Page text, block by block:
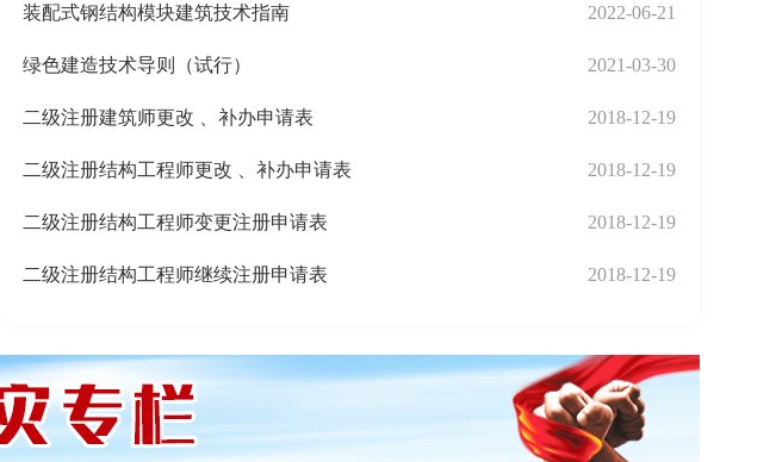
2022-06-21
装配式钢结构模块建筑技术指南
2021-03-30
绿色建造技术导则（试行）
2018-12-19
二级注册建筑师更改 、补办申请表
2018-12-19
二级注册结构工程师更改 、补办申请表
2018-12-19
二级注册结构工程师变更注册申请表
2018-12-19
二级注册结构工程师继续注册申请表